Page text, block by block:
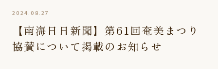
2024.08.27
【南海日日新聞】第61回奄美まつり
協賛について掲載のお知らせ